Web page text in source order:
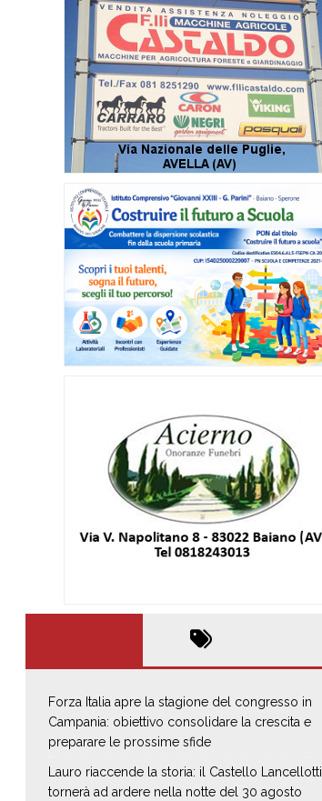
Forza Italia apre la stagione del congresso in
Campania: obiettivo consolidare la crescita e
preparare le prossime sfide
Lauro riaccende la storia: il Castello Lancellotti
tornerà ad ardere nella notte del 30 agosto